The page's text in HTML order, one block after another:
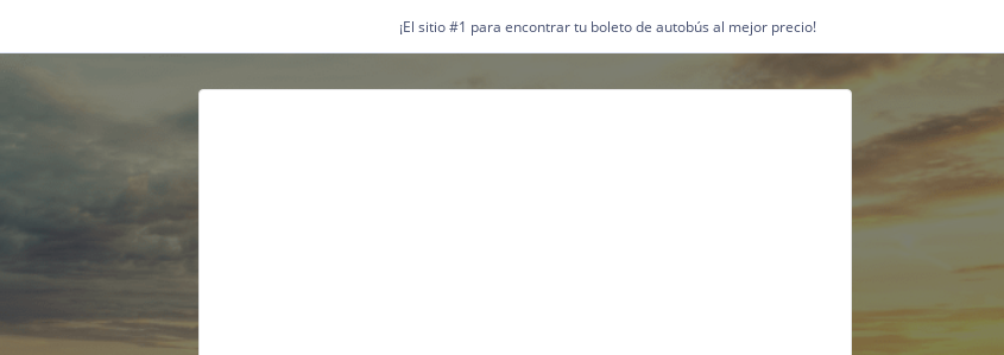
¡El sitio #1 para encontrar tu boleto de autobús al mejor precio!